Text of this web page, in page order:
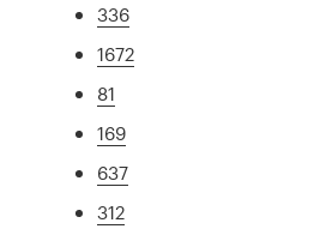
336
1672
81
169
637
312